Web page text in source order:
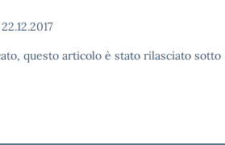
22.12.2017
questo articolo è stato rilasciato